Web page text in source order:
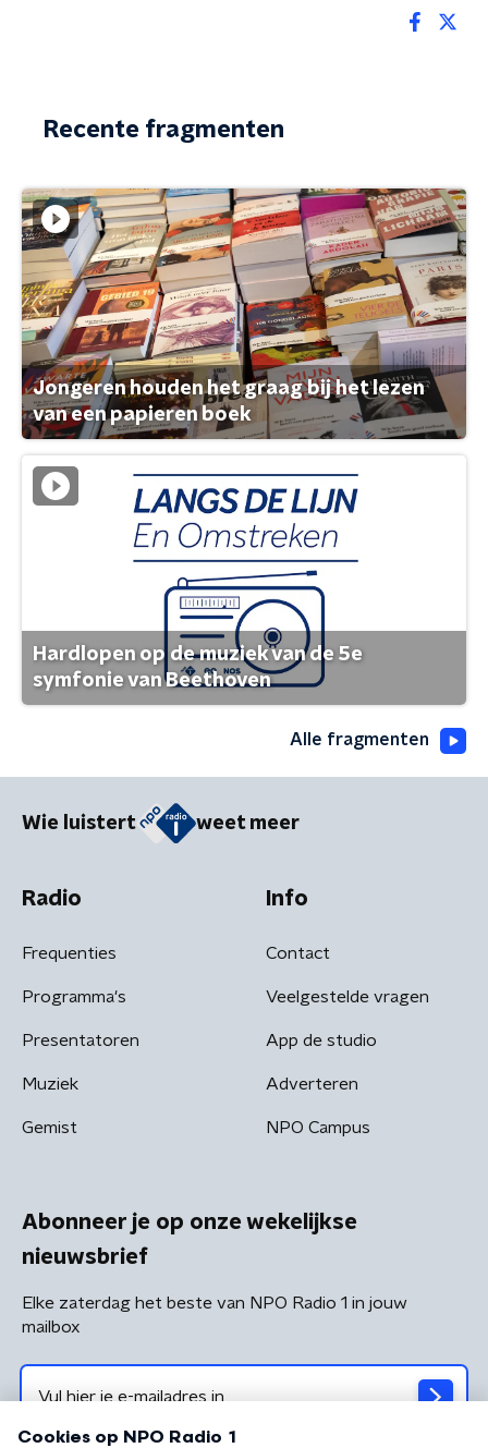
Recente fragmenten
Jongeren houden het graag bij het lezen
van een papieren boek
Hardlopen op de muziek van de 5e
symfonie van Beethoven
Alle fragmenten
Wie luistert weet meer
Radio
Frequenties
Programma's
Presentatoren
Muziek
Gemist
Info
Contact
Veelgestelde vragen
App de studio
Adverteren
NPO Campus
Abonneer je op onze wekelijkse
nieuwsbrief
Elke zaterdag het beste van NPO Radio 1 in jouw
mailbox